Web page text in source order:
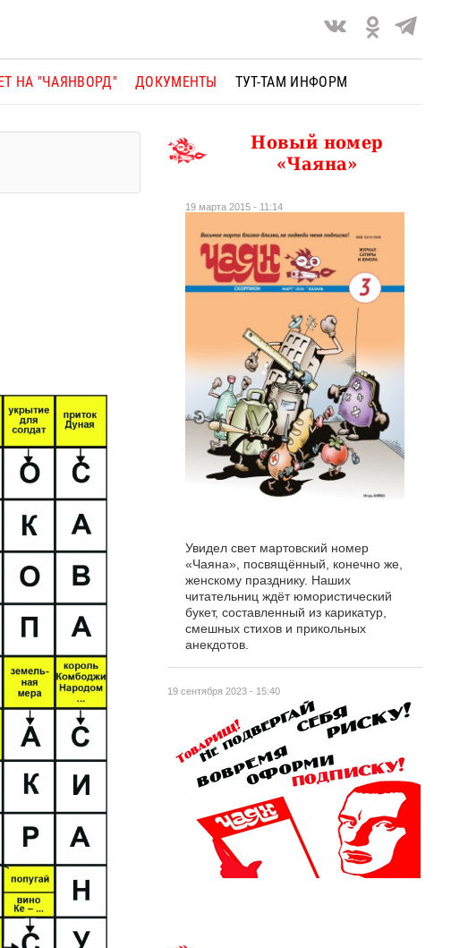
НА "ЧАЯНВОРД" ДОКУМЕНТЫ ТУТ-ТАМ ИНФОРМ
19 сентября 2023 - 15:40
Новый номер
«Чаяна»
19 марта 2015 - 11:14
Увидел свет мартовский номер
«Чаяна», посвящённый, конечно же,
женскому празднику. Наших
читательниц ждёт юмористический
букет, составленный из карикатур,
смешных стихов и прикольных
анекдотов.